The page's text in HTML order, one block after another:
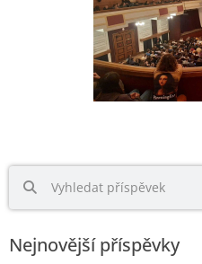
Nejnovější příspěvky